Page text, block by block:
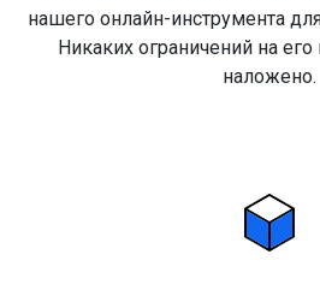
нашего онлайн-инструмента
Никаких ограничений на
наложено.